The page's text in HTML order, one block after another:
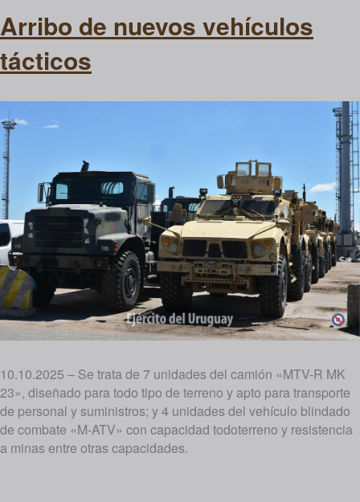
Arribo de nuevos vehículos
tácticos
10.10.2025 – Se trata de 7 unidades del camión «MTV-R MK
23», diseñado para todo tipo de terreno y apto para transporte
de personal y suministros; y 4 unidades del vehículo blindado
de combate «M-ATV» con capacidad todoterreno y resistencia
a minas entre otras capacidades.